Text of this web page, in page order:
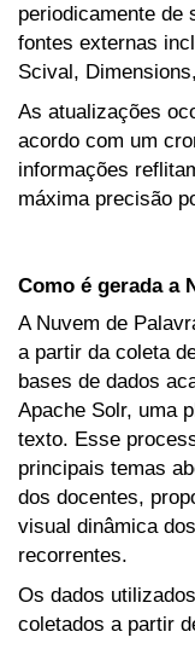
periodicamente de
fontes externas
Scival,
As atualizações
acordo com um
informações
máxima precisão
Como é gerada a
A Nuvem de
a partir da coleta
bases de dados
Apache Solr, uma
texto. Esse
principais temas
dos docentes,
visual dinâmica
recorrentes.
Os dados
coletados a partir